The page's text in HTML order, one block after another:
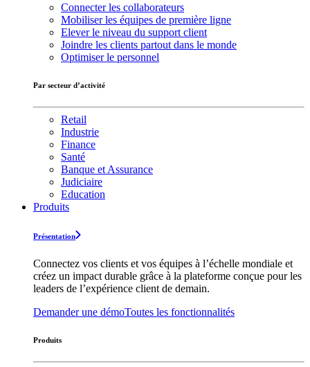
Connecter les collaborateurs
Mobiliser les équipes de première ligne
Elever le niveau du support client
Joindre les clients partout dans le monde
Optimiser le personnel
Par secteur d’activité
Retail
Industrie
Finance
Santé
Banque et Assurance
Judiciaire
Education
Produits
Présentation
Connectez vos clients et vos équipes à l’échelle mondiale et
créez un impact durable grâce à la plateforme conçue pour les
leaders de l’expérience client de demain.
Demander une démoToutes les fonctionnalités
Produits